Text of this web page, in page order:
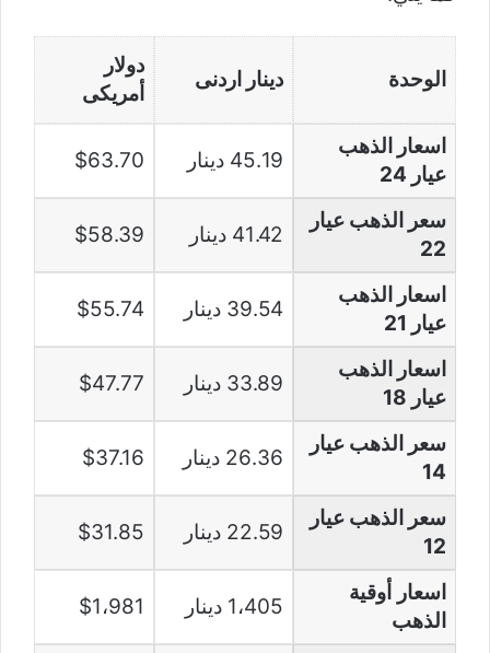
الوحدة دينار اردنى
دولار
أمريكى
اسعار الذهب
عيار 24
45.19 دينار $63.70
سعر الذهب عيار
22
41.42 دينار $58.39
اسعار الذهب
عيار 21
39.54 دينار $55.74
اسعار الذهب
عيار 18
33.89 دينار $47.77
سعر الذهب عيار
14
26.36 دينار $37.16
سعر الذهب عيار
12
22.59 دينار $31.85
اسعار أوقية
الذهب
1،405 دينار $1،981